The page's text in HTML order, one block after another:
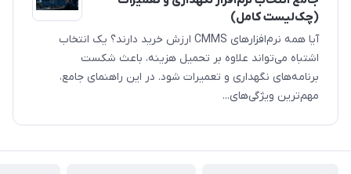
(چک‌لیست کامل)
آیا همه نرم‌افزارهای CMMS ارزش خرید دارند؟ یک انتخاب
اشتباه می‌تواند علاوه بر تحمیل هزینه، باعث شکست
برنامه‌های نگهداری و تعمیرات شود. در این راهنمای جامع،
مهم‌ترین ویژگی‌های...